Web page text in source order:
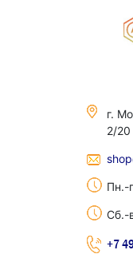
г.
2/20
Пн.-
Сб.-
+7